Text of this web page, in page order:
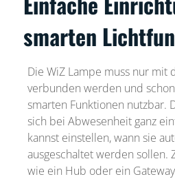
smarten
Die WiZ Lampe muss nur mit
verbunden werden und
smarten Funktionen nutzbar.
sich bei Abwesenheit ganz
kannst einstellen, wann sie
ausgeschaltet werden sollen.
wie ein Hub oder ein